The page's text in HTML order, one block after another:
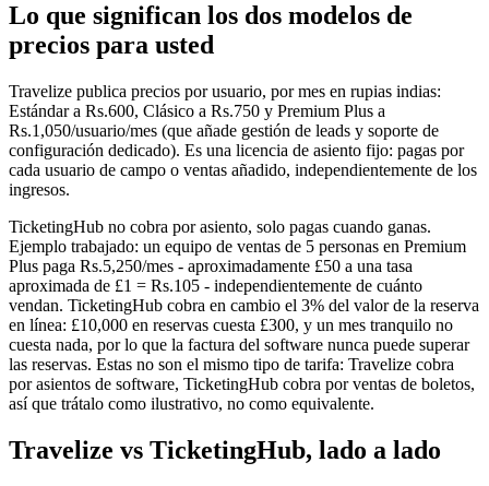
Lo que significan los dos modelos de
precios para usted
Travelize publica precios por usuario, por mes en rupias indias:
Estándar a Rs.600, Clásico a Rs.750 y Premium Plus a
Rs.1,050/usuario/mes (que añade gestión de leads y soporte de
configuración dedicado). Es una licencia de asiento fijo: pagas por
cada usuario de campo o ventas añadido, independientemente de los
ingresos.
TicketingHub no cobra por asiento, solo pagas cuando ganas.
Ejemplo trabajado: un equipo de ventas de 5 personas en Premium
Plus paga Rs.5,250/mes - aproximadamente £50 a una tasa
aproximada de £1 = Rs.105 - independientemente de cuánto
vendan. TicketingHub cobra en cambio el 3% del valor de la reserva
en línea: £10,000 en reservas cuesta £300, y un mes tranquilo no
cuesta nada, por lo que la factura del software nunca puede superar
las reservas. Estas no son el mismo tipo de tarifa: Travelize cobra
por asientos de software, TicketingHub cobra por ventas de boletos,
así que trátalo como ilustrativo, no como equivalente.
Travelize vs TicketingHub, lado a lado